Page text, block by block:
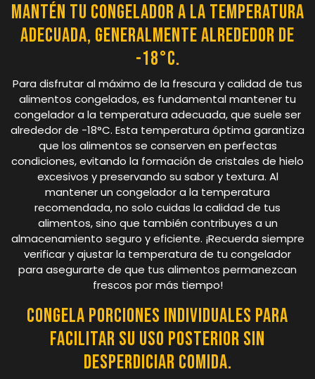
Mantén tu congelador a la temperatura
adecuada, generalmente alrededor de
-18°C.
Para disfrutar al máximo de la frescura y calidad de tus
alimentos congelados, es fundamental mantener tu
congelador a la temperatura adecuada, que suele ser
alrededor de -18°C. Esta temperatura óptima garantiza
que los alimentos se conserven en perfectas
condiciones, evitando la formación de cristales de hielo
excesivos y preservando su sabor y textura. Al
mantener un congelador a la temperatura
recomendada, no solo cuidas la calidad de tus
alimentos, sino que también contribuyes a un
almacenamiento seguro y eficiente. ¡Recuerda siempre
verificar y ajustar la temperatura de tu congelador
para asegurarte de que tus alimentos permanezcan
frescos por más tiempo!
Congela porciones individuales para
facilitar su uso posterior sin
desperdiciar comida.